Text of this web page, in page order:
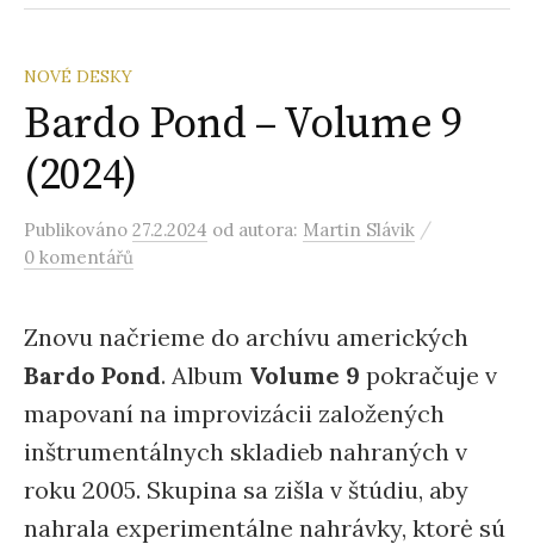
NOVÉ DESKY
Bardo Pond – Volume 9
(2024)
Publikováno 27.2.2024 od autora: Martin Slávik /
0 komentářů
Znovu načrieme do archívu amerických
Bardo Pond. Album Volume 9 pokračuje v
mapovaní na improvizácii založených
inštrumentálnych skladieb nahraných v
roku 2005. Skupina sa zišla v štúdiu, aby
nahrala experimentálne nahrávky, ktorė sú